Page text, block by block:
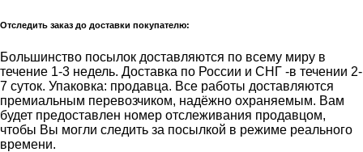
Отследить заказ до доставки покупателю:
Большинство посылок доставляются по всему миру в
течение 1-3 недель. Доставка по России и СНГ -в течении 2-
7 суток. Упаковка: продавца. Все работы доставляются
премиальным перевозчиком, надёжно охраняемым. Вам
будет предоставлен номер отслеживания продавцом,
чтобы Вы могли следить за посылкой в режиме реального
времени.